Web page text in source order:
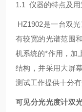
1.1 仪器的特点及用
HZ1902是一台双
有较宽的光谱范围
机系统的*作用，加
结构，并采用大屏
测试工作提供十分有
可见分光光度计双